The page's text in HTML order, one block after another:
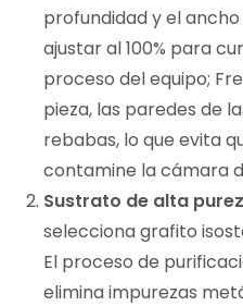
profundidad y el
ajustar al 100% para
proceso del equipo;
pieza, las paredes de
rebabas, lo que evita
contamine la cámara
Sustrato de alta
selecciona grafito
El proceso de
elimina impurezas